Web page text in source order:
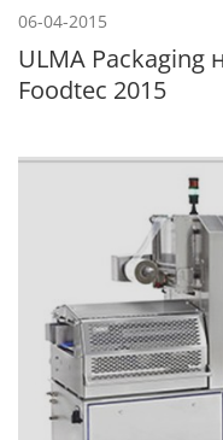
06-04-2015
ULMA Packaging
Foodtec 2015